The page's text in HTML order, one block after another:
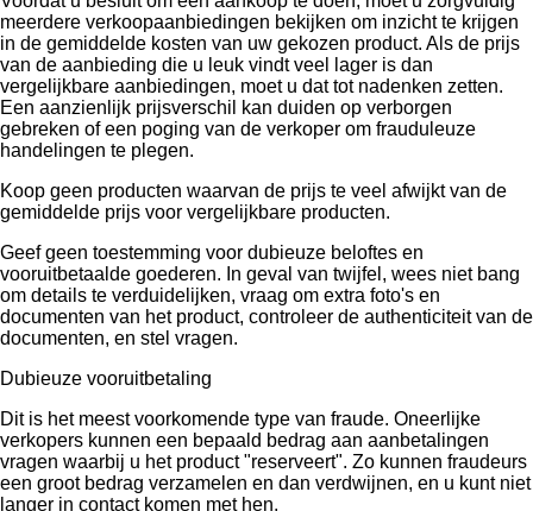
meerdere verkoopaanbiedingen bekijken om inzicht te krijgen
in de gemiddelde kosten van uw gekozen product. Als de prijs
van de aanbieding die u leuk vindt veel lager is dan
vergelijkbare aanbiedingen, moet u dat tot nadenken zetten.
Een aanzienlijk prijsverschil kan duiden op verborgen
gebreken of een poging van de verkoper om frauduleuze
handelingen te plegen.
Koop geen producten waarvan de prijs te veel afwijkt van de
gemiddelde prijs voor vergelijkbare producten.
Geef geen toestemming voor dubieuze beloftes en
vooruitbetaalde goederen. In geval van twijfel, wees niet bang
om details te verduidelijken, vraag om extra foto's en
documenten van het product, controleer de authenticiteit van de
documenten, en stel vragen.
Dubieuze vooruitbetaling
Dit is het meest voorkomende type van fraude. Oneerlijke
verkopers kunnen een bepaald bedrag aan aanbetalingen
vragen waarbij u het product "reserveert". Zo kunnen fraudeurs
een groot bedrag verzamelen en dan verdwijnen, en u kunt niet
langer in contact komen met hen.